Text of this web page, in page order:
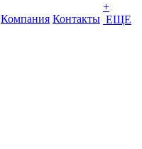
Компания Контакты
+
ЕЩЕ